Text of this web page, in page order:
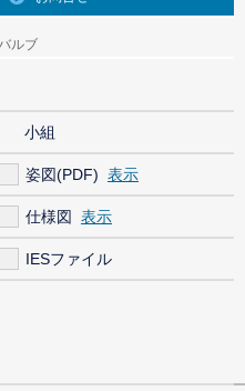
ルブ
小組
姿図(PDF)
仕様図
IESファイル